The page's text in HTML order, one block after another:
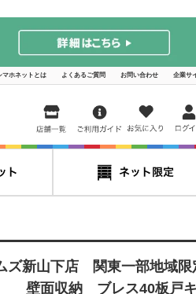
マホネットとは よくあるご質問 お問い合わせ 企業サ
ムズ新山下店 関東一部地域
壁面収納 ブレス40板戸キ